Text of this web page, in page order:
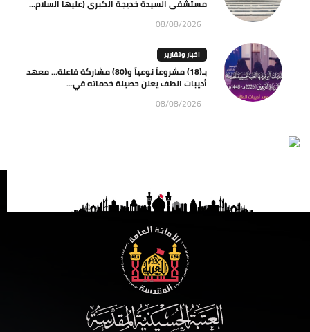
مستشفى السيدة خديجة الكبرى (عليها السلام...
08/08/2026
اخبار وتقارير
بـ(18) مشروعاً نوعياً و(80) مشاركة فاعلة… معهد
أديبات الطف يعلن حصيلة خدماته في...
08/08/2026